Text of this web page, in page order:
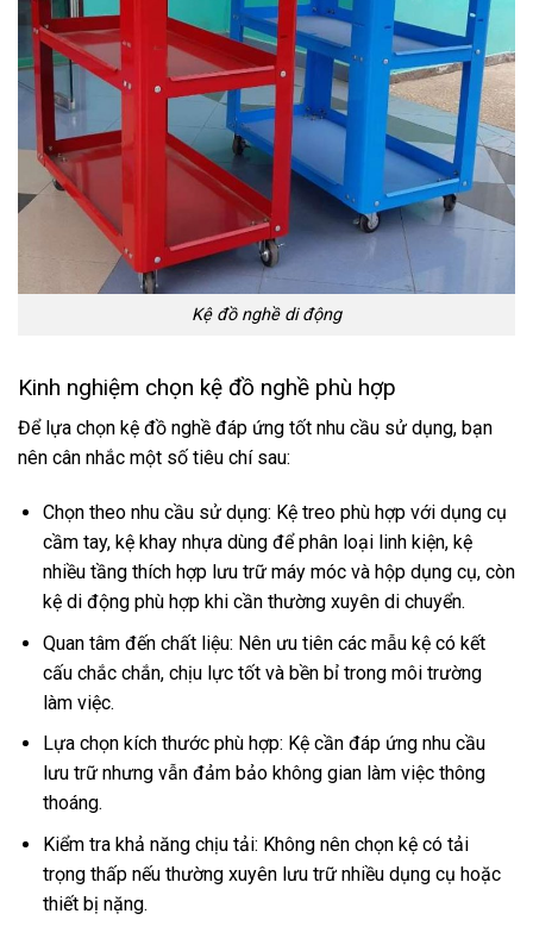
Kệ đồ nghề di động
Kinh nghiệm chọn kệ đồ nghề phù hợp
Để lựa chọn kệ đồ nghề đáp ứng tốt nhu cầu sử dụng, bạn
nên cân nhắc một số tiêu chí sau:
Chọn theo nhu cầu sử dụng: Kệ treo phù hợp với dụng cụ
cầm tay, kệ khay nhựa dùng để phân loại linh kiện, kệ
nhiều tầng thích hợp lưu trữ máy móc và hộp dụng cụ, còn
kệ di động phù hợp khi cần thường xuyên di chuyển.
Quan tâm đến chất liệu: Nên ưu tiên các mẫu kệ có kết
cấu chắc chắn, chịu lực tốt và bền bỉ trong môi trường
làm việc.
Lựa chọn kích thước phù hợp: Kệ cần đáp ứng nhu cầu
lưu trữ nhưng vẫn đảm bảo không gian làm việc thông
thoáng.
Kiểm tra khả năng chịu tải: Không nên chọn kệ có tải
trọng thấp nếu thường xuyên lưu trữ nhiều dụng cụ hoặc
thiết bị nặng.